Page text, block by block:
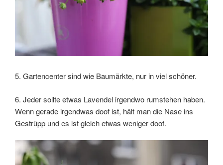
5. Gartencenter sind wie Baumärkte, nur in viel schöner.
6. Jeder sollte etwas Lavendel irgendwo rumstehen haben.
Wenn gerade irgendwas doof ist, hält man die Nase ins
Gestrüpp und es ist gleich etwas weniger doof.